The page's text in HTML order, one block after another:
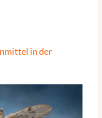
in der